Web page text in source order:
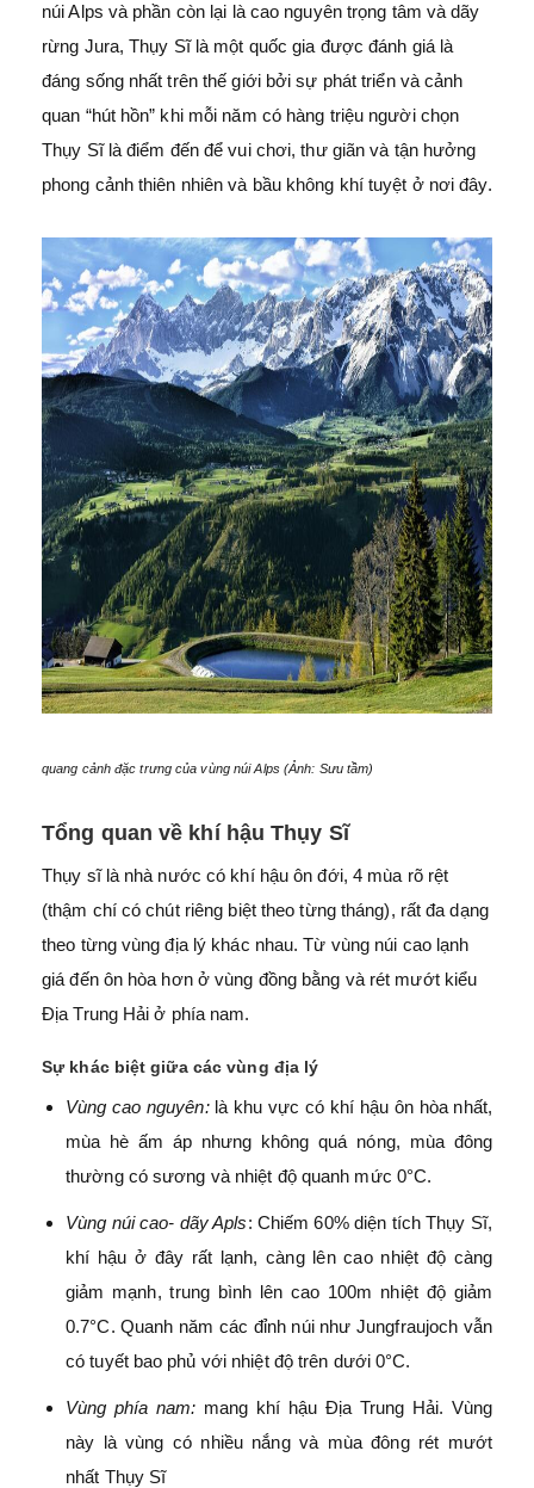
núi Alps và phần còn lại là cao nguyên trọng tâm và dãy
rừng Jura, Thụy Sĩ là một quốc gia được đánh giá là
đáng sống nhất trên thế giới bởi sự phát triển và cảnh
quan “hút hồn” khi mỗi năm có hàng triệu người chọn
Thụy Sĩ là điểm đến để vui chơi, thư giãn và tận hưởng
phong cảnh thiên nhiên và bầu không khí tuyệt ở nơi đây.
quang cảnh đặc trưng của vùng núi Alps (Ảnh: Sưu tầm)
Tổng quan về khí hậu Thụy Sĩ
Thụy sĩ là nhà nước có khí hậu ôn đới, 4 mùa rõ rệt
(thậm chí có chút riêng biệt theo từng tháng), rất đa dạng
theo từng vùng địa lý khác nhau. Từ vùng núi cao lạnh
giá đến ôn hòa hơn ở vùng đồng bằng và rét mướt kiểu
Địa Trung Hải ở phía nam.
Sự khác biệt giữa các vùng địa lý
Vùng cao nguyên: là khu vực có khí hậu ôn hòa nhất,
mùa hè ấm áp nhưng không quá nóng, mùa đông
thường có sương và nhiệt độ quanh mức 0°C.
Vùng núi cao- dãy Apls: Chiếm 60% diện tích Thụy Sĩ,
khí hậu ở đây rất lạnh, càng lên cao nhiệt độ càng
giảm mạnh, trung bình lên cao 100m nhiệt độ giảm
0.7°C. Quanh năm các đỉnh núi như Jungfraujoch vẫn
có tuyết bao phủ với nhiệt độ trên dưới 0°C.
Vùng phía nam: mang khí hậu Địa Trung Hải. Vùng
này là vùng có nhiều nắng và mùa đông rét mướt
nhất Thụy Sĩ